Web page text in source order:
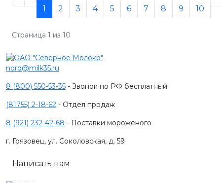
1 2 3 4 5 6 7 8 9 10
Страница 1 из 10
nord@milk35.ru
8 (800) 550-53-35 - Звонок по РФ бесплатный
(81755) 2-18-62 - Отдел продаж
8 (921) 232-42-68 - Поставки мороженого
г. Грязовец, ул. Соколовская, д. 59
Написать нам